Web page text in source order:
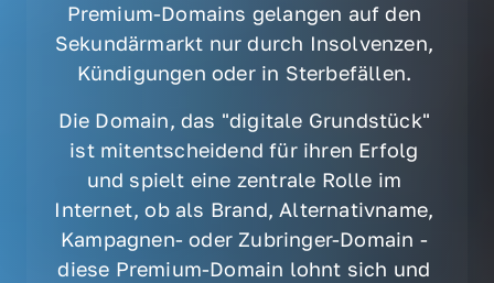
Premium-Domains gelangen auf den
Sekundärmarkt nur durch Insolvenzen,
Kündigungen oder in Sterbefällen.
Die Domain, das "digitale Grundstück"
ist mitentscheidend für ihren Erfolg
und spielt eine zentrale Rolle im
Internet, ob als Brand, Alternativname,
Kampagnen- oder Zubringer-Domain -
diese Premium-Domain lohnt sich und